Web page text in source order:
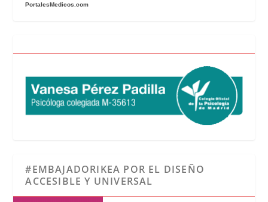
PortalesMedicos.com
#EMBAJADORIKEA POR EL DISEÑO
ACCESIBLE Y UNIVERSAL